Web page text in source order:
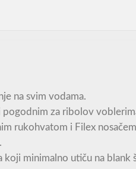
na svim vodama.
za ribolov
rukohvatom i Filex
minimalno utiču na blank